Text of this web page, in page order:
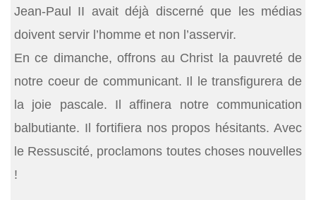
Jean-Paul II avait déjà discerné que les médias
doivent servir l’homme et non l’asservir.
En ce dimanche, offrons au Christ la pauvreté de
notre coeur de communicant. Il le transfigurera de
la joie pascale. Il affinera notre communication
balbutiante. Il fortifiera nos propos hésitants. Avec
le Ressuscité, proclamons toutes choses nouvelles
!